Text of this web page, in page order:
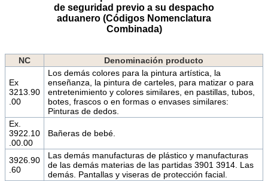
de seguridad previo a su despacho
aduanero (Códigos Nomenclatura
Combinada)
NC Denominación producto
Ex
3213.90
.00
Los demás colores para la pintura artística, la
enseñanza, la pintura de carteles, para matizar o para
entretenimiento y colores similares, en pastillas, tubos,
botes, frascos o en formas o envases similares:
Pinturas de dedos.
Ex.
3922.10
.00.00
Bañeras de bebé.
3926.90
.60
Las demás manufacturas de plástico y manufacturas
de las demás materias de las partidas 3901 3914. Las
demás. Pantallas y viseras de protección facial.